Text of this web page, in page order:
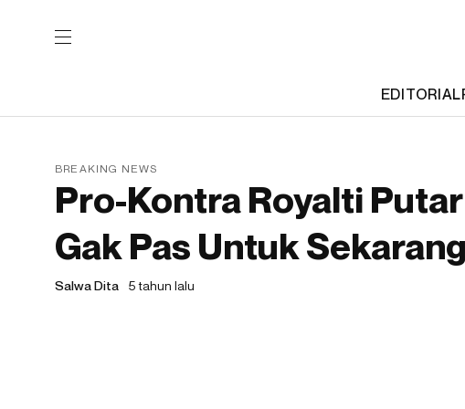
EDITORIAL
BREAKING NEWS
Pro-Kontra Royalti
Gak Pas Untuk Sekarang
Salwa Dita 5 tahun lalu